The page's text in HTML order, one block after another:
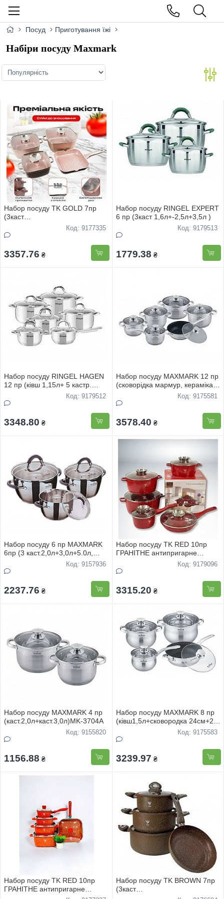
Посуд Приготування їжі
Набіри посуду Maxmark
Набор посуду TK GOLD 7пр
(3каст
3.8л+-5л+6.8л+сковорiдка
24см) ГРАНIТНЕ антипригарне
Код: 9177335
3357.76 ₴
Набор посуду RINGEL EXPERT
6 пр (3каст 1,6л+-2,5л+3,5л )
Код: 9179513
1779.38 ₴
Набор посуду RINGEL HAGEN
12 пр (кiвш 1,15л+ 5 кастр.
1,9л-2,6л+3,6л+4,35л+6,1л )
Код: 9179512
3348.80 ₴
Набор посуду MAXMARK 12 пр
(сковорідка мармур, кераміка
d-24+ківш 1,5л+4 кастр.1,5л-
-6,0л) MK-3712A-
Код: 9175581
3578.40 ₴
Набор посуду 6 пр MAXMARK
6пр (3 каст.2,0л+3,0л+5.0л,
5сл.капсула, мірна шкала,зi
зливом )MK- VS5606G
Код: 9157936
2237.76 ₴
Набор посуду TK RED 10пр
ГРАНIТНЕ антипригарне
Код: 9179096
3315.20 ₴
Набор посуду MAXMARK 4 пр
(каст.2,0л+каст.3,0л)MK-3704A
Код: 9155820
1156.88 ₴
Набор посуду MAXMARK 8 пр
(ківш1,5л+сковородка 24см+2
кастрюлi .3,0л-4,0л) MK-
BL2608Y
Код: 9175583
3239.97 ₴
Набор посуду TK RED 10пр
ГРАНIТНЕ антипригарне
Набор посуду TK BROWN 7пр
(3каст